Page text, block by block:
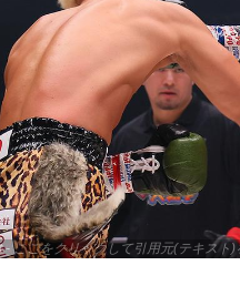
- ここをクリックして引用元(テキスト